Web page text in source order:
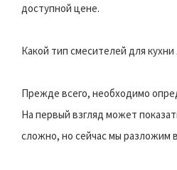
доступной цене.
Какой тип смесителей для
Прежде всего, необходимо
На первый взгляд может
сложно, но сейчас мы разложим